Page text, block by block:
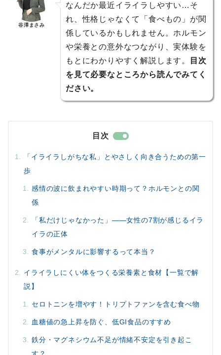
谷澤まさみ
なんだか最近イライラしやすい…そ
れ、性格じゃなくて「食べもの」が関
係しているかもしれません。ホルモン
や栄養との意外なつながり、実体験を
もとにわかりやすく解説します。
目次
を見て必要なところから読んでみてく
ださい。
目次
「イライラしがちな私」とやさしく向き合うための第一
歩
感情の波に飲まれやすい時期って？ホルモンとの関
係
「私だけじゃなかった」——女性の7割が感じるイラ
イラの正体
食事がメンタルに影響するって本当？
イライラしにくい体をつくる栄養素と食材【一覧で解
説】
セロトニンを増やす！トリプトファンを含む食べ物
血糖値の急上昇を防ぐ、低GI食品のすすめ
鉄分・マグネシウム不足が情緒不安定を引き起こ
す？